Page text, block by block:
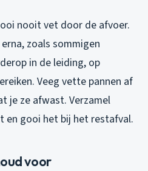
nooit vet door de afvoer.
zoals sommigen
in de leiding, op
Veeg vette pannen af
je ze afwast. Verzamel
en gooi het bij het restafval.
voor